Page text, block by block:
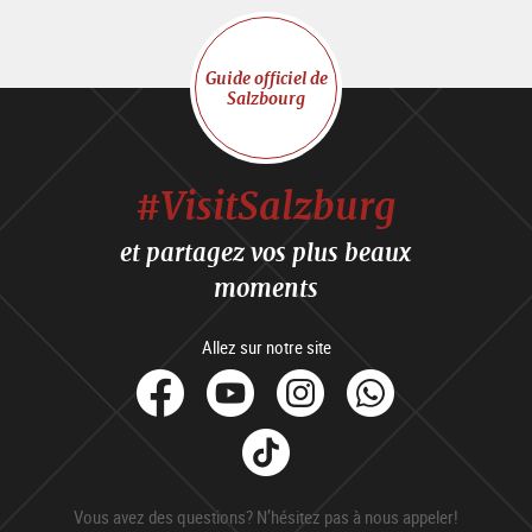
Guide officiel de
Salzbourg
#VisitSalzburg
et partagez vos plus beaux
moments
Allez sur notre site
facebook
YoutubeInstagram
Tik
Tok
Vous avez des questions? N’hésitez pas à nous appeler!